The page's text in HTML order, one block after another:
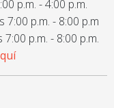
p.m. - 4:00 p.m.
p.m. - 8:00 p.m
p.m. - 8:00 p.m.